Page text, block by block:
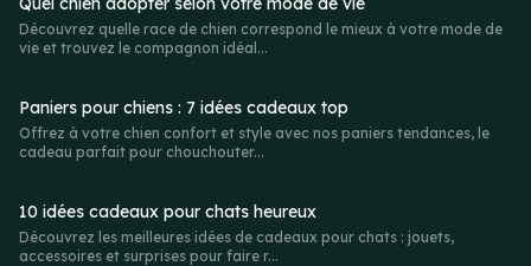
Découvrez quelle race de chien correspond le mieux à votre mode de
vie et trouvez le compagnon idéal...
Paniers pour chiens : 7 idées cadeaux top
Offrez à votre chien confort et style avec nos paniers tendances, le
cadeau parfait pour chouchouter...
10 idées cadeaux pour chats heureux
Découvrez les meilleures idées de cadeaux pour chats : jouets,
accessoires et surprises pour faire r...